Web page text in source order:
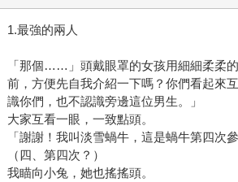
1.最強的兩人
「那個……」頭戴眼罩的女孩用細細柔柔
前，方便先自我介紹一下嗎？你們看起來
識你們，也不認識旁邊這位男生。」
大家互看一眼，一致點頭。
「謝謝！我叫淡雪蝸牛，這是蝸牛第四次
（四、第四次？）
我瞄向小兔，她也搖搖頭。